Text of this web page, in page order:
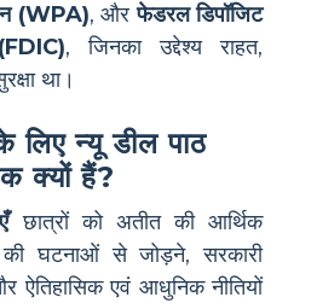
(WPA), औरफेडरल डिपॉजिट
, जिनका उद्देश्य राहत,
था।
न्यू डील पाठ
क्यों हैं?
छात्रों को अतीत की आर्थिक
की घटनाओं से जोड़ने, सरकारी
ऐतिहासिक एवं आधुनिक नीतियों